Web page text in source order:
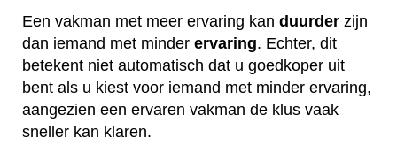
Een vakman met meer ervaring kan duurder zijn
dan iemand met minder ervaring. Echter, dit
betekent niet automatisch dat u goedkoper uit
bent als u kiest voor iemand met minder ervaring,
aangezien een ervaren vakman de klus vaak
sneller kan klaren.